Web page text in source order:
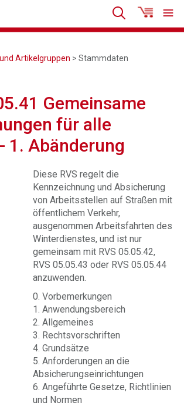
Artikelgruppen > Stammdaten
Gemeinsame
für alle
1. Abänderung
Diese RVS regelt die
Kennzeichnung und Absicherung
von Arbeitsstellen auf Straßen mit
öffentlichem Verkehr,
ausgenommen Arbeitsfahrten des
Winterdienstes, und ist nur
gemeinsam mit RVS 05.05.42,
RVS 05.05.43 oder RVS 05.05.44
anzuwenden.
0. Vorbemerkungen
1. Anwendungsbereich
2. Allgemeines
3. Rechtsvorschriften
4. Grundsätze
5. Anforderungen an die
Absicherungseinrichtungen
6. Angeführte Gesetze, Richtlinien
und Normen